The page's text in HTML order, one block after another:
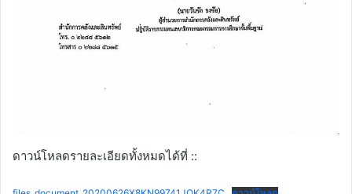
ดาวน์โหลดรายละเอียดทั้งหมดได้ที่ ::